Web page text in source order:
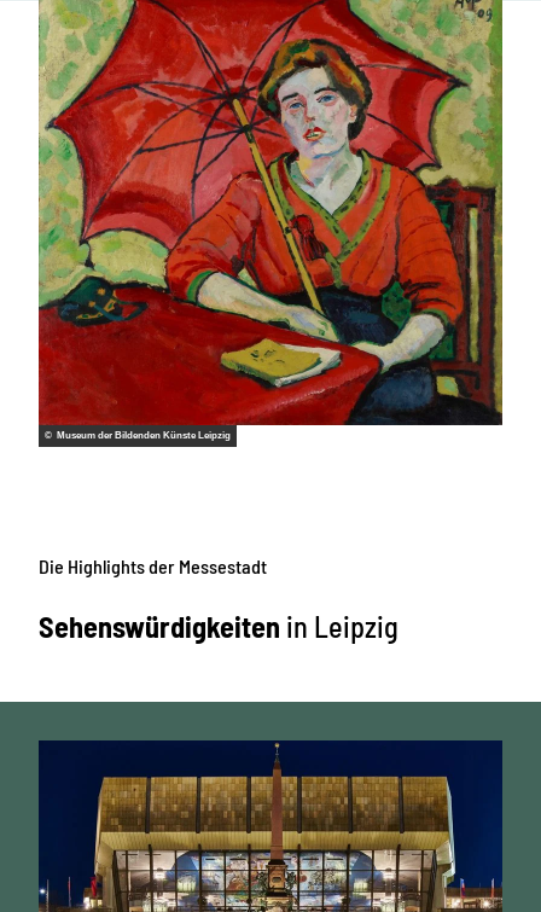
© Museum der Bildenden Künste Leipzig
Die Highlights der Messestadt
Sehenswürdigkeiten in Leipzig